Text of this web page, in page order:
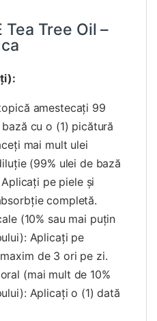
Tea Tree Oil –
amestecați 99
cu o (1) picătură
mai mult ulei
(99% ulei de bază
pe piele și
completă.
(10% sau mai puțin
Aplicați pe
de 3 ori pe zi.
(mai mult de 10%
Aplicați o (1) dată